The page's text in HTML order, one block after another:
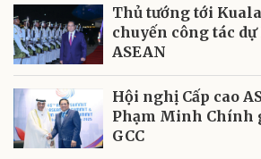
Thủ tướng tới
chuyến công tác
ASEAN
Hội nghị Cấp cao
Phạm Minh Chính
GCC